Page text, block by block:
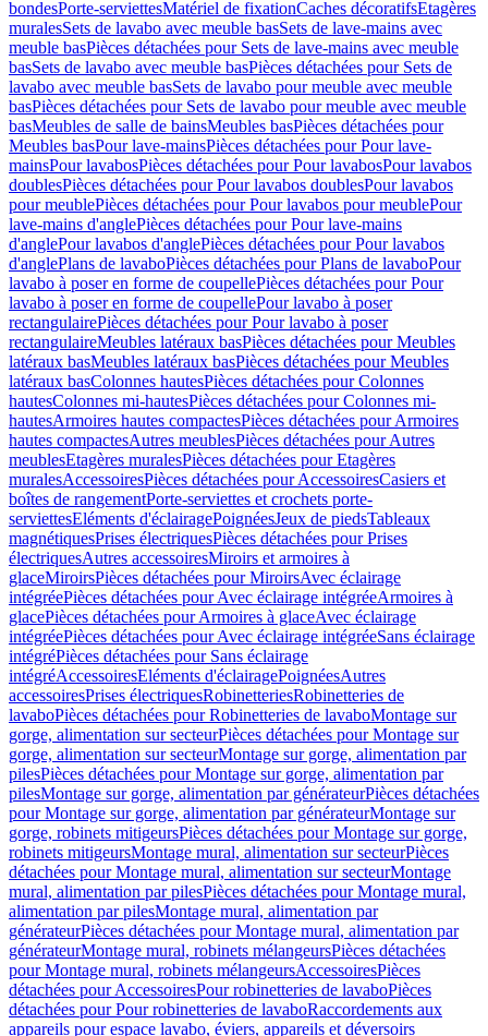
bondesPorte-serviettesMatériel de fixationCaches décoratifsEtagères
muralesSets de lavabo avec meuble basSets de lave-mains avec
meuble basPièces détachées pour Sets de lave-mains avec meuble
basSets de lavabo avec meuble basPièces détachées pour Sets de
lavabo avec meuble basSets de lavabo pour meuble avec meuble
basPièces détachées pour Sets de lavabo pour meuble avec meuble
basMeubles de salle de bainsMeubles basPièces détachées pour
Meubles basPour lave-mainsPièces détachées pour Pour lave-
mainsPour lavabosPièces détachées pour Pour lavabosPour lavabos
doublesPièces détachées pour Pour lavabos doublesPour lavabos
pour meublePièces détachées pour Pour lavabos pour meublePour
lave-mains d'anglePièces détachées pour Pour lave-mains
d'anglePour lavabos d'anglePièces détachées pour Pour lavabos
d'anglePlans de lavaboPièces détachées pour Plans de lavaboPour
lavabo à poser en forme de coupellePièces détachées pour Pour
lavabo à poser en forme de coupellePour lavabo à poser
rectangulairePièces détachées pour Pour lavabo à poser
rectangulaireMeubles latéraux basPièces détachées pour Meubles
latéraux basMeubles latéraux basPièces détachées pour Meubles
latéraux basColonnes hautesPièces détachées pour Colonnes
hautesColonnes mi-hautesPièces détachées pour Colonnes mi-
hautesArmoires hautes compactesPièces détachées pour Armoires
hautes compactesAutres meublesPièces détachées pour Autres
meublesEtagères muralesPièces détachées pour Etagères
muralesAccessoiresPièces détachées pour AccessoiresCasiers et
boîtes de rangementPorte-serviettes et crochets porte-
serviettesEléments d'éclairagePoignéesJeux de piedsTableaux
magnétiquesPrises électriquesPièces détachées pour Prises
électriquesAutres accessoiresMiroirs et armoires à
glaceMiroirsPièces détachées pour MiroirsAvec éclairage
intégréePièces détachées pour Avec éclairage intégréeArmoires à
glacePièces détachées pour Armoires à glaceAvec éclairage
intégréePièces détachées pour Avec éclairage intégréeSans éclairage
intégréPièces détachées pour Sans éclairage
intégréAccessoiresEléments d'éclairagePoignéesAutres
accessoiresPrises électriquesRobinetteriesRobinetteries de
lavaboPièces détachées pour Robinetteries de lavaboMontage sur
gorge, alimentation sur secteurPièces détachées pour Montage sur
gorge, alimentation sur secteurMontage sur gorge, alimentation par
pilesPièces détachées pour Montage sur gorge, alimentation par
pilesMontage sur gorge, alimentation par générateurPièces détachées
pour Montage sur gorge, alimentation par générateurMontage sur
gorge, robinets mitigeursPièces détachées pour Montage sur gorge,
robinets mitigeursMontage mural, alimentation sur secteurPièces
détachées pour Montage mural, alimentation sur secteurMontage
mural, alimentation par pilesPièces détachées pour Montage mural,
alimentation par pilesMontage mural, alimentation par
générateurPièces détachées pour Montage mural, alimentation par
générateurMontage mural, robinets mélangeursPièces détachées
pour Montage mural, robinets mélangeursAccessoiresPièces
détachées pour AccessoiresPour robinetteries de lavaboPièces
détachées pour Pour robinetteries de lavaboRaccordements aux
appareils pour espace lavabo, éviers, appareils et déversoirs